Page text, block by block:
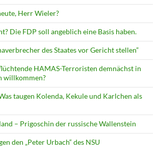
Herr Wieler?
Die FDP soll angeblich eine Basis haben.
des Staates vor Gericht stellen”
HAMAS-Terroristen demnächst in
willkommen?
taugen Kolenda, Kekule und Karlchen als
– Prigoschin der russische Wallenstein
den „Peter Urbach“ des NSU